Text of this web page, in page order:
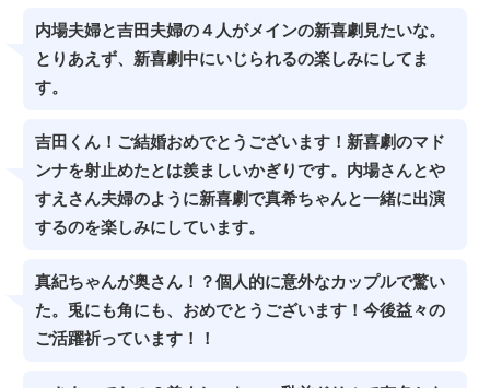
内場夫婦と吉田夫婦の４人がメインの新喜劇見たいな。
とりあえず、新喜劇中にいじられるの楽しみにしてま
す。
吉田くん！ご結婚おめでとうございます！新喜劇のマド
ンナを射止めたとは羨ましいかぎりです。内場さんとや
すえさん夫婦のように新喜劇で真希ちゃんと一緒に出演
するのを楽しみにしています。
真紀ちゃんが奥さん！？個人的に意外なカップルで驚い
た。兎にも角にも、おめでとうございます！今後益々の
ご活躍祈っています！！